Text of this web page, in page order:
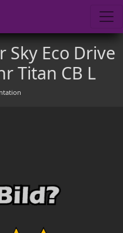
Sky Eco Drive
Titan CB L